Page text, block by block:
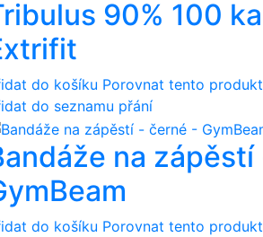
90% 100
do košíku Porovnat tento produkt
do seznamu přání
na
do košíku Porovnat tento produkt